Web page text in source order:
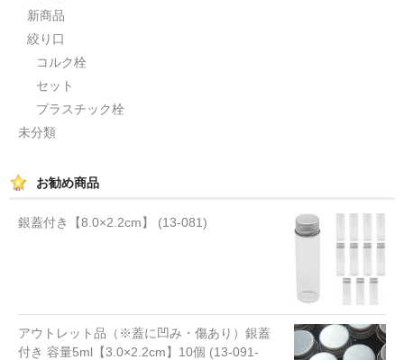
新商品
絞り口
コルク栓
セット
プラスチック栓
未分類
お勧め商品
銀蓋付き【8.0×2.2cm】 (13-081)
アウトレット品（※蓋に凹み・傷あり）銀蓋
付き 容量5ml【3.0×2.2cm】10個 (13-091-